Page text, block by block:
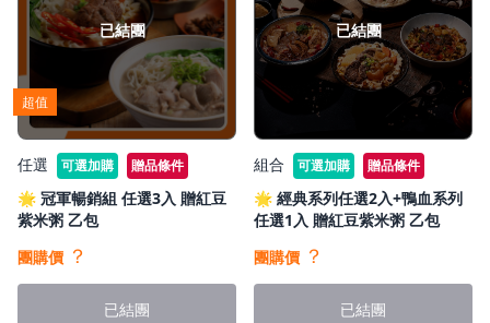
藍海饌｜麻辣半筋半肉麵
藍海饌｜清燉半筋半肉麵
藍海饌｜番茄半筋半肉麵
藍海饌｜紅燒排骨麵
藍海饌｜番茄排骨麵
藍海饌｜胡椒豬肚雞麵
藍海饌｜麻辣四喜寬粉
藍海饌｜豚骨拉麵
藍海饌｜辛味噌豚骨拉麵
任選2
＋
藍海饌｜麻辣鴨血寬粉
藍海饌｜麻辣鴨血臭豆腐寬粉
任選1
優惠價1111元
超值
已結團
任選 可選加購 贈品條件
🌟 冠軍暢銷組 任選3入 贈紅豆
紫米粥 乙包
團購價 ？
已結團
已結團
組合 可選加購 贈品條件
🌟 經典系列任選2入+鴨血系列
任選1入 贈紅豆紫米粥 乙包
團購價 ？
已結團